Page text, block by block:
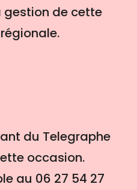
gestion de cette
du Telegraphe
occasion.
au 06 27 54 27